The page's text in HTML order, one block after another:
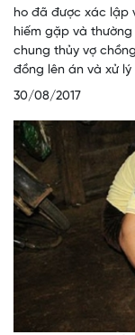
ho đã được xác lập
hiếm gặp và
chung thủy vợ
đồng lên án và xử lý
30/08/2017